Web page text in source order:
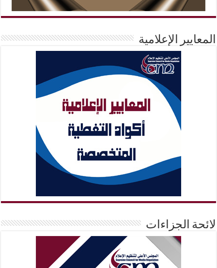
المعايير الإعلامية
لائحة الجزاءات